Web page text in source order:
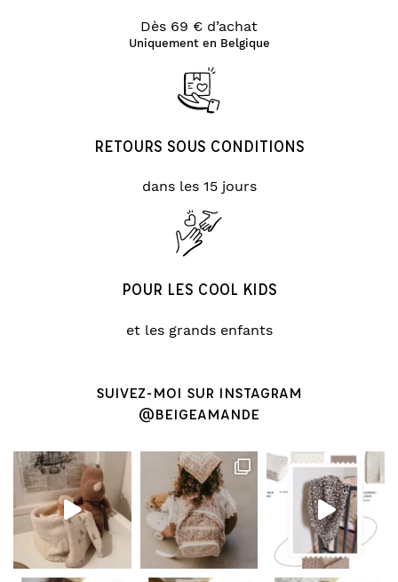
Dès 69 € d’achat
Uniquement en Belgique
RETOURS SOUS CONDITIONS
dans les 15 jours
POUR LES COOL KIDS
et les grands enfants
SUIVEZ-MOI SUR INSTAGRAM
@BEIGEAMANDE